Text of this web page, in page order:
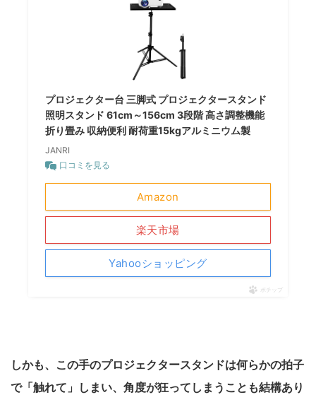
プロジェクター台 三脚式 プロジェクタースタンド
照明スタンド 61cm～156cm 3段階 高さ調整機能
折り畳み 収納便利 耐荷重15kgアルミニウム製
JANRI
口コミを見る
Amazon
楽天市場
Yahooショッピング
ポチップ
しかも、この手のプロジェクタースタンドは何らかの拍子
で「触れて」しまい、角度が狂ってしまうことも結構あり